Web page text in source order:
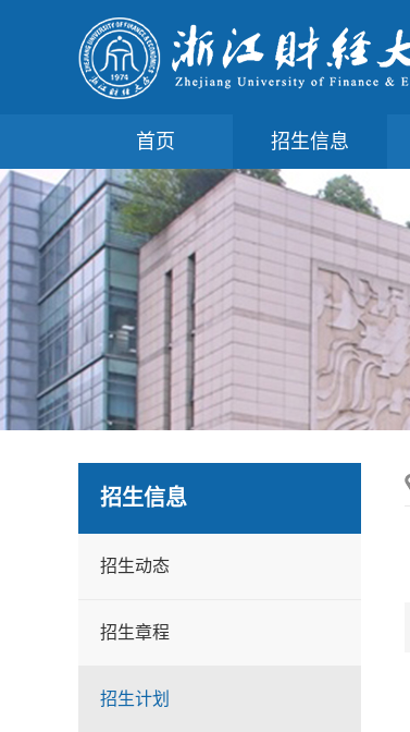
首页 招生信息
招生信息
招生动态
招生章程
招生计划